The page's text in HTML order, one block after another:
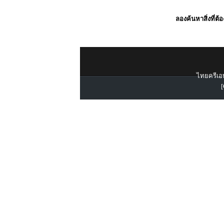
ลองค้นหาสิ่งที่ต้อ
ไทยครีเอ
[